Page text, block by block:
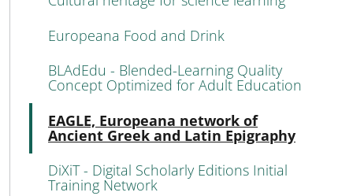
Europeana Food and Drink
BLAdEdu - Blended-Learning Quality
Concept Optimized for Adult Education
EAGLE, Europeana network of
Ancient Greek and Latin Epigraphy
DiXiT - Digital Scholarly Editions Initial
Training Network